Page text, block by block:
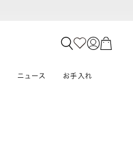
ニュース お手入れ